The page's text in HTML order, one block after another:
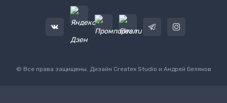
© Все права защищены. Дизайн Createx Studio и Андрей Беляков